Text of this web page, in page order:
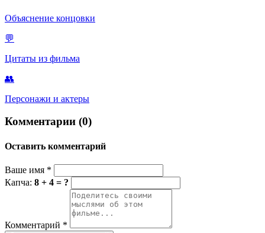
Объяснение концовки
💬
Цитаты из фильма
👥
Персонажи и актеры
Комментарии (0)
Оставить комментарий
Ваше имя *
Капча: 8 + 4 = ?
Комментарий *